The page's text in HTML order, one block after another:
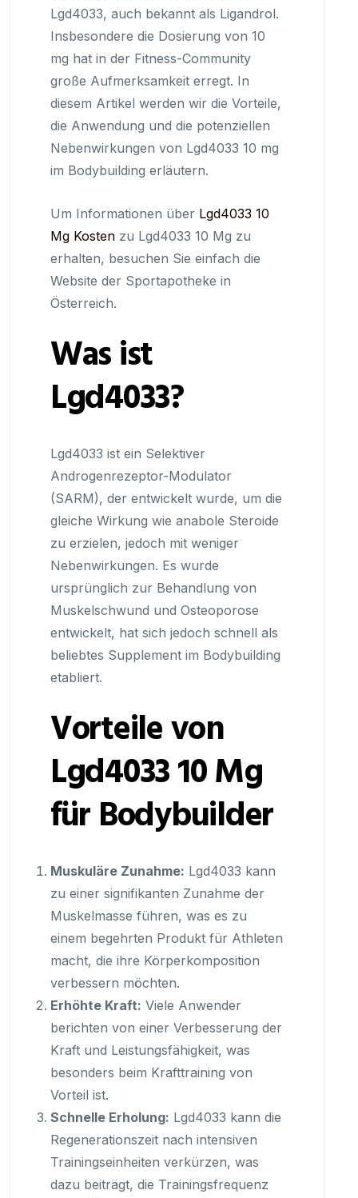
Lgd4033, auch bekannt als Ligandrol.
Insbesondere die Dosierung von 10
mg hat in der Fitness-Community
große Aufmerksamkeit erregt. In
diesem Artikel werden wir die Vorteile,
die Anwendung und die potenziellen
Nebenwirkungen von Lgd4033 10 mg
im Bodybuilding erläutern.
Um Informationen über Lgd4033 10
Mg Kosten zu Lgd4033 10 Mg zu
erhalten, besuchen Sie einfach die
Website der Sportapotheke in
Österreich.
Was ist
Lgd4033?
Lgd4033 ist ein Selektiver
Androgenrezeptor-Modulator
(SARM), der entwickelt wurde, um die
gleiche Wirkung wie anabole Steroide
zu erzielen, jedoch mit weniger
Nebenwirkungen. Es wurde
ursprünglich zur Behandlung von
Muskelschwund und Osteoporose
entwickelt, hat sich jedoch schnell als
beliebtes Supplement im Bodybuilding
etabliert.
Vorteile von
Lgd4033 10 Mg
für Bodybuilder
Muskuläre Zunahme: Lgd4033 kann
zu einer signifikanten Zunahme der
Muskelmasse führen, was es zu
einem begehrten Produkt für Athleten
macht, die ihre Körperkomposition
verbessern möchten.
Erhöhte Kraft: Viele Anwender
berichten von einer Verbesserung der
Kraft und Leistungsfähigkeit, was
besonders beim Krafttraining von
Vorteil ist.
Schnelle Erholung: Lgd4033 kann die
Regenerationszeit nach intensiven
Trainingseinheiten verkürzen, was
dazu beiträgt, die Trainingsfrequenz